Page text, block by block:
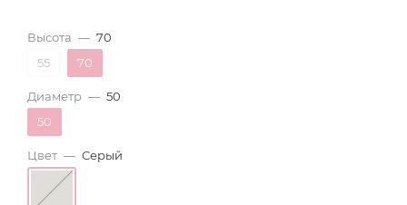
Высота — 70
55
70
Диаметр — 50
50
Цвет — Серый